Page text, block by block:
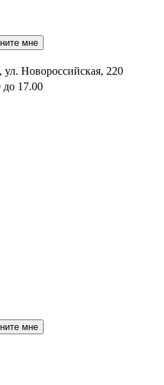
мне
ул. Новороссийская, 220
17.00
мне